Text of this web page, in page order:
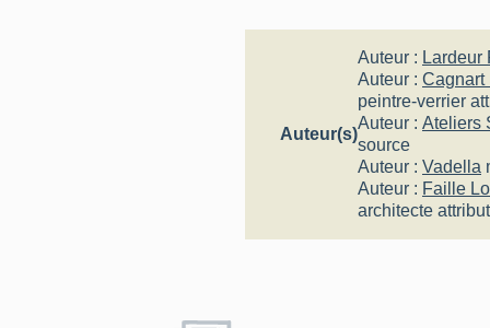
Auteur(s)
Auteur : Lardeur
Auteur :
peintre-verrier
Auteur : Ateliers
source
Auteur : Vadella
Auteur : Faille
architecte